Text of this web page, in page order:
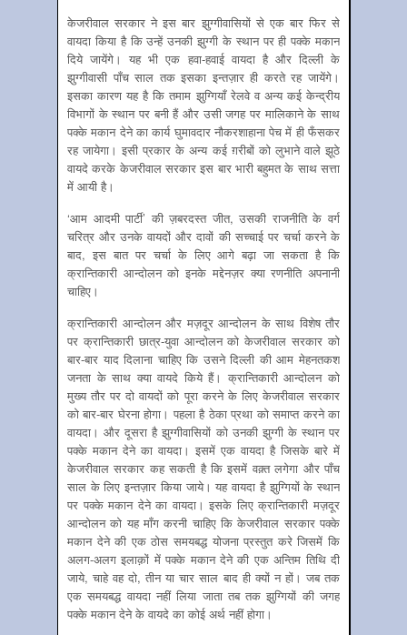
केजरीवाल सरकार ने इस बार झुग्गीवासियों से एक बार फिर से
वायदा किया है कि उन्हें उनकी झुग्गी के स्थान पर ही पक्के मकान
दिये जायेंगे। यह भी एक हवा-हवाई वायदा है और दिल्ली के
झुग्गीवासी पाँच साल तक इसका इन्तज़ार ही करते रह जायेंगे।
इसका कारण यह है कि तमाम झुग्गियाँ रेलवे व अन्य कई केन्द्रीय
विभागों के स्थान पर बनी हैं और उसी जगह पर मालिकाने के साथ
पक्के मकान देने का कार्य घुमावदार नौकरशाहाना पेच में ही फँसकर
रह जायेगा। इसी प्रकार के अन्य कई ग़रीबों को लुभाने वाले झूठे
वायदे करके केजरीवाल सरकार इस बार भारी बहुमत के साथ सत्ता
में आयी है।
‘आम आदमी पार्टी’ की ज़बरदस्त जीत, उसकी राजनीति के वर्ग
चरित्र और उनके वायदों और दावों की सच्चाई पर चर्चा करने के
बाद, इस बात पर चर्चा के लिए आगे बढ़ा जा सकता है कि
क्रान्तिकारी आन्दोलन को इनके मद्देनज़र क्या रणनीति अपनानी
चाहिए।
क्रान्तिकारी आन्दोलन और मज़दूर आन्दोलन के साथ विशेष तौर
पर क्रान्तिकारी छात्र-युवा आन्दोलन को केजरीवाल सरकार को
बार-बार याद दिलाना चाहिए कि उसने दिल्ली की आम मेहनतकश
जनता के साथ क्या वायदे किये हैं। क्रान्तिकारी आन्दोलन को
मुख्य तौर पर दो वायदों को पूरा करने के लिए केजरीवाल सरकार
को बार-बार घेरना होगा। पहला है ठेका प्रथा को समाप्त करने का
वायदा। और दूसरा है झुग्गीवासियों को उनकी झुग्गी के स्थान पर
पक्के मकान देने का वायदा। इसमें एक वायदा है जिसके बारे में
केजरीवाल सरकार कह सकती है कि इसमें वक़्त लगेगा और पाँच
साल के लिए इन्तज़ार किया जाये। यह वायदा है झुग्गियों के स्थान
पर पक्के मकान देने का वायदा। इसके लिए क्रान्तिकारी मज़दूर
आन्दोलन को यह माँग करनी चाहिए कि केजरीवाल सरकार पक्के
मकान देने की एक ठोस समयबद्ध योजना प्रस्तुत करे जिसमें कि
अलग-अलग इलाक़ों में पक्के मकान देने की एक अन्तिम तिथि दी
जाये, चाहे वह दो, तीन या चार साल बाद ही क्यों न हों। जब तक
एक समयबद्ध वायदा नहीं लिया जाता तब तक झुग्गियों की जगह
पक्के मकान देने के वायदे का कोई अर्थ नहीं होगा।